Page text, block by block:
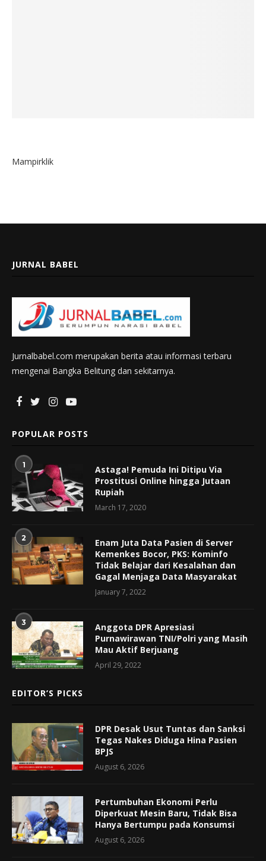
Mampirklik
JURNAL BABEL
Jurnalbabel.com merupakan berita atau informasi terbaru
mengenai Bangka Belitung dan sekitarnya.
POPULAR POSTS
1
Astaga! Pemuda Ini Ditipu Via
Prostitusi Online hingga Jutaan
Rupiah
March 17, 2020
2
Enam Juta Data Pasien di Server
Kemenkes Bocor, PKS: Kominfo
Tidak Belajar dari Kesalahan dan
Gagal Menjaga Data Masyarakat
January 7, 2022
3
Anggota DPR Apresiasi
Purnawirawan TNI/Polri yang Masih
Mau Aktif Berjuang
April 29, 2022
EDITOR’S PICKS
DPR Desak Usut Tuntas dan Sanksi
Tegas Nakes Diduga Hina Pasien
BPJS
August 6, 2026
Pertumbuhan Ekonomi Perlu
Diperkuat Mesin Baru, Tidak Bisa
Hanya Bertumpu pada Konsumsi
August 6, 2026